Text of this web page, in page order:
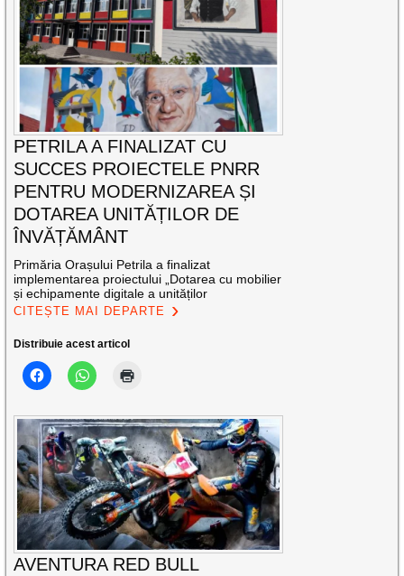
PETRILA A FINALIZAT CU
SUCCES PROIECTELE PNRR
PENTRU MODERNIZAREA ȘI
DOTAREA UNITĂȚILOR DE
ÎNVĂȚĂMÂNT
Primăria Orașului Petrila a finalizat
implementarea proiectului „Dotarea cu mobilier
și echipamente digitale a unităților
CITEȘTE MAI DEPARTE
Distribuie acest articol
AVENTURA RED BULL